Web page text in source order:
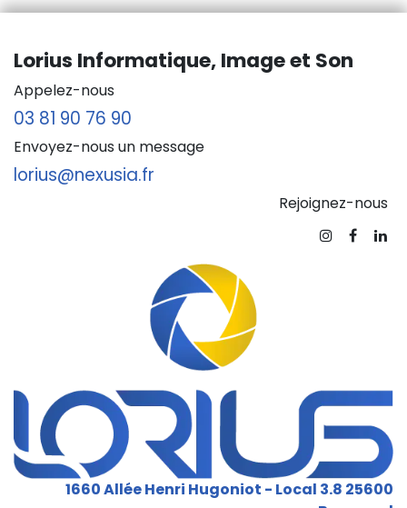
Lorius Informatique, Image et Son
Appelez-nous
03 81 90 76 90
Envoyez-nous un message
lorius@nexusia.fr
Rejoignez-nous
1660 Allée Henri Hugoniot - Local 3.8 25600